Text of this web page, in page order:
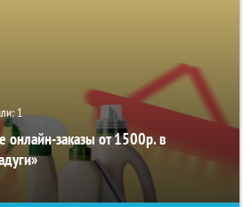
1
заказы от 1500р. в